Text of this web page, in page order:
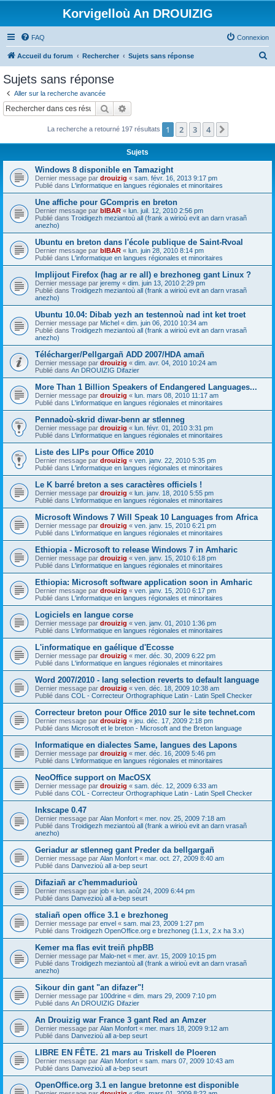
Korvigelloù An DROUIZIG
FAQ Connexion
Accueil du forum Rechercher Sujets sans réponse
c
Sujets sans réponse
Aller sur la recherche avancée
Rechercher
La recherche a retourné 197 résultats 1 2 3 4
Sujets
Windows 8 disponible en Tamazight
Dernier message par drouizig « sam. févr. 16, 2013 9:17 pm
Publié dans L'informatique en langues régionales et minoritaires
Une affiche pour GCompris en breton
Dernier message par bIBAR « lun. juil. 12, 2010 2:56 pm
Publié dans Troidigezh meziantoù all (frank a wirioù evit an darn vrasañ
anezho)
Ubuntu en breton dans l'école publique de Saint-Rvoal
Dernier message par bIBAR « lun. juin 28, 2010 8:14 pm
Publié dans L'informatique en langues régionales et minoritaires
Implijout Firefox (hag ar re all) e brezhoneg gant Linux ?
Dernier message par jeremy « dim. juin 13, 2010 2:29 pm
Publié dans Troidigezh meziantoù all (frank a wirioù evit an darn vrasañ
anezho)
Ubuntu 10.04: Dibab yezh an testennoù nad int ket troet
Dernier message par Michel « dim. juin 06, 2010 10:34 am
Publié dans Troidigezh meziantoù all (frank a wirioù evit an darn vrasañ
anezho)
Télécharger/Pellgargañ ADD 2007/HDA amañ
Dernier message par drouizig « dim. avr. 04, 2010 10:24 am
Publié dans An DROUIZIG Difazier
More Than 1 Billion Speakers of Endangered Languages...
Dernier message par drouizig « lun. mars 08, 2010 11:17 am
Publié dans L'informatique en langues régionales et minoritaires
Pennadoù-skrid diwar-benn ar stlenneg
Dernier message par drouizig « lun. févr. 01, 2010 3:31 pm
Publié dans L'informatique en langues régionales et minoritaires
Liste des LIPs pour Office 2010
Dernier message par drouizig « ven. janv. 22, 2010 5:35 pm
Publié dans L'informatique en langues régionales et minoritaires
Le K barré breton a ses caractères officiels !
Dernier message par drouizig « lun. janv. 18, 2010 5:55 pm
Publié dans L'informatique en langues régionales et minoritaires
Microsoft Windows 7 Will Speak 10 Languages from Africa
Dernier message par drouizig « ven. janv. 15, 2010 6:21 pm
Publié dans L'informatique en langues régionales et minoritaires
Ethiopia - Microsoft to release Windows 7 in Amharic
Dernier message par drouizig « ven. janv. 15, 2010 6:18 pm
Publié dans L'informatique en langues régionales et minoritaires
Ethiopia: Microsoft software application soon in Amharic
Dernier message par drouizig « ven. janv. 15, 2010 6:17 pm
Publié dans L'informatique en langues régionales et minoritaires
Logiciels en langue corse
Dernier message par drouizig « ven. janv. 01, 2010 1:36 pm
Publié dans L'informatique en langues régionales et minoritaires
L'informatique en gaélique d'Ecosse
Dernier message par drouizig « mer. déc. 30, 2009 6:22 pm
Publié dans L'informatique en langues régionales et minoritaires
Word 2007/2010 - lang selection reverts to default language
Dernier message par drouizig « ven. déc. 18, 2009 10:38 am
Publié dans COL - Correcteur Orthographique Latin - Latin Spell Checker
Correcteur breton pour Office 2010 sur le site technet.com
Dernier message par drouizig « jeu. déc. 17, 2009 2:18 pm
Publié dans Microsoft et le breton - Microsoft and the Breton language
Informatique en dialectes Same, langues des Lapons
Dernier message par drouizig « mer. déc. 16, 2009 5:46 pm
Publié dans L'informatique en langues régionales et minoritaires
NeoOffice support on MacOSX
Dernier message par drouizig « sam. déc. 12, 2009 6:33 am
Publié dans COL - Correcteur Orthographique Latin - Latin Spell Checker
Inkscape 0.47
Dernier message par Alan Monfort « mer. nov. 25, 2009 7:18 am
Publié dans Troidigezh meziantoù all (frank a wirioù evit an darn vrasañ
anezho)
Geriadur ar stlenneg gant Preder da bellgargañ
Dernier message par Alan Monfort « mar. oct. 27, 2009 8:40 am
Publié dans Danvezioù all a-bep seurt
Difaziañ ar c'hemmadurioù
Dernier message par job « lun. août 24, 2009 6:44 pm
Publié dans Danvezioù all a-bep seurt
staliañ open office 3.1 e brezhoneg
Dernier message par envel « sam. mai 23, 2009 1:27 pm
Publié dans Troidigezh OpenOffice.org e brezhoneg (1.1.x, 2.x ha 3.x)
Kemer ma flas evit treiñ phpBB
Dernier message par Malo-net « mer. avr. 15, 2009 10:15 pm
Publié dans Troidigezh meziantoù all (frank a wirioù evit an darn vrasañ
anezho)
Sikour din gant "an difazer"!
Dernier message par 100drine « dim. mars 29, 2009 7:10 pm
Publié dans An DROUIZIG Difazier
An Drouizig war France 3 gant Red an Amzer
Dernier message par Alan Monfort « mer. mars 18, 2009 9:12 am
Publié dans Danvezioù all a-bep seurt
LIBRE EN FÊTE. 21 mars au Triskell de Ploeren
Dernier message par Alan Monfort « sam. mars 07, 2009 10:43 am
Publié dans Danvezioù all a-bep seurt
OpenOffice.org 3.1 en langue bretonne est disponible